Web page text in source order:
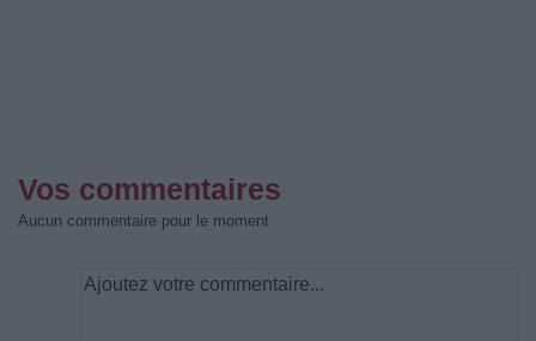
Vos commentaires
Aucun commentaire pour le moment